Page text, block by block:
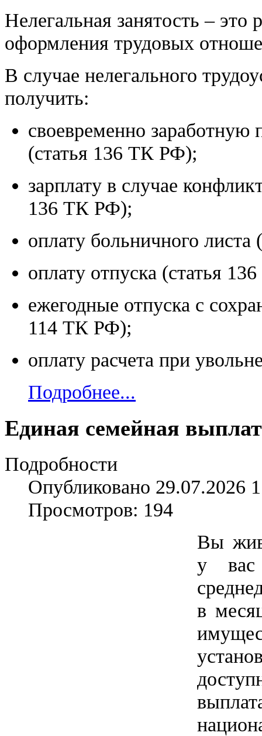
Нелегальная занятость – это
оформления трудовых
В случае нелегального
получить:
своевременно заработную
(статья 136 ТК РФ);
зарплату в случае
136 ТК РФ);
оплату больничного
оплату отпуска (статья
ежегодные отпуска с
114 ТК РФ);
оплату расчета при
Подробнее...
Единая семейная
Подробности
Опубликовано 29.07.2026
Просмотров: 194
Вы
у вас
в